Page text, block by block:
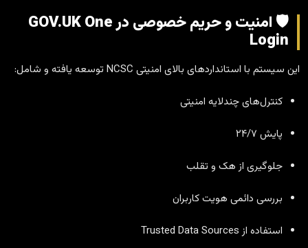
🛡️ امنیت و حریم خصوصی در GOV.UK One
Login
این سیستم با استانداردهای بالای امنیتی NCSC توسعه یافته و شامل:
کنترل‌های چندلایه امنیتی
پایش ۲۴/۷
جلوگیری از هک و تقلب
بررسی دائمی هویت کاربران
استفاده از Trusted Data Sources